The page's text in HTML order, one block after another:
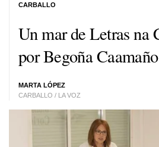
Un mar de Letras na
por Begoña Caamaño
MARTA LÓPEZ
CARBALLO / LA VOZ
CARBALLO